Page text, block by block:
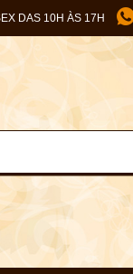
DAS 10H ÀS 17H